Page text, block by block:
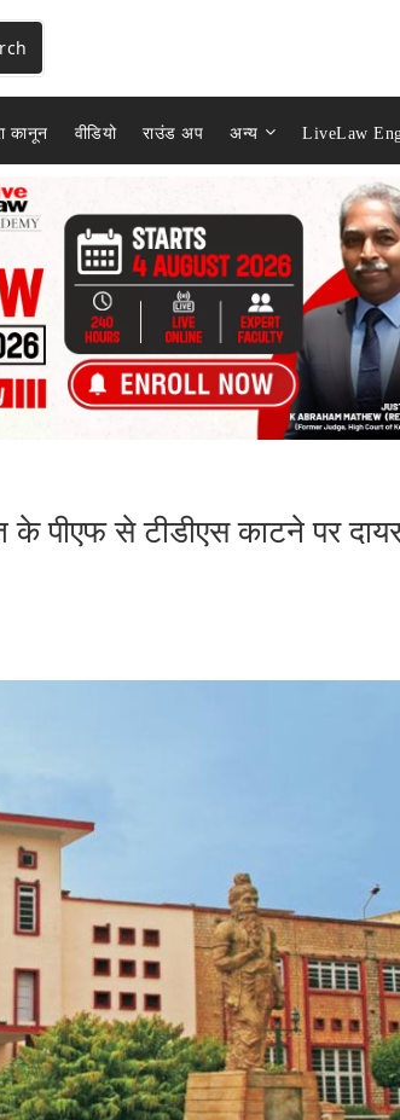
कानून वीडियो राउंड अप अन्य LiveLaw
के पीएफ से टीडीएस काटने पर